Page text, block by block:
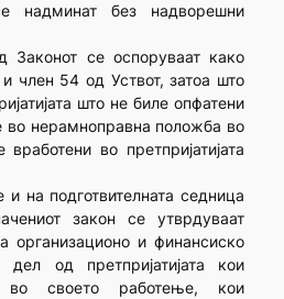
без надворешни
Законот се оспоруваат како
член 54 од Уствот, затоа што
што не биле опфатени
во нерамноправна положба во
во претпријатијата
на подготвителната седница
закон се утврдуваат
организационо и финансиско
од претпријатијата кои
во своето работење, кои